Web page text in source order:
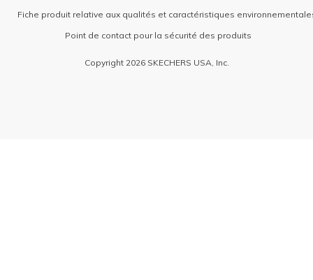
Fiche produit relative aux qualités et caractéristiques
Point de contact pour la sécurité des produits
Copyright 2026 SKECHERS USA, Inc.